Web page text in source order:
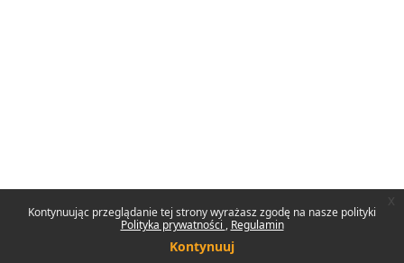
Kontynuując przeglądanie tej strony wyrażasz zgodę na nasze polityki
Polityka prywatności
Regulamin
Kontynuuj